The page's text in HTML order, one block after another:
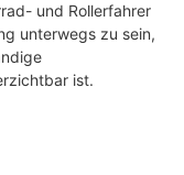
und Rollerfahrer
unterwegs zu sein,
ist.